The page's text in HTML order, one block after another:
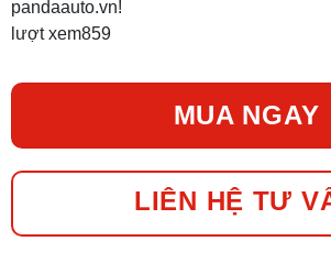
pandaauto.vn!
lượt xem859
MUA NGAY
LIÊN HỆ TƯ